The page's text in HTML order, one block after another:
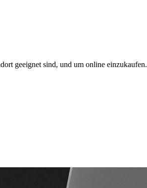
geeignet sind, und um online einzukaufen.